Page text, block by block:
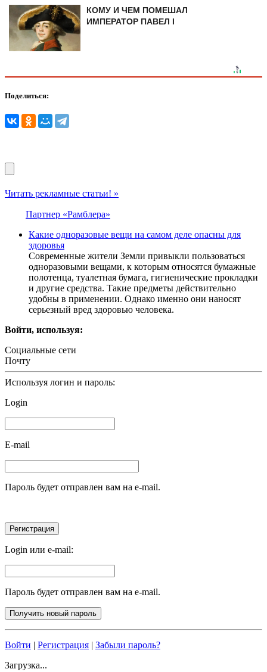
КОМУ И ЧЕМ ПОМЕШАЛ
ИМПЕРАТОР ПАВЕЛ I
Поделиться:
Читать рекламные статьи! »
Партнер «Рамблера»
Какие одноразовые вещи на самом деле опасны для
здоровья
Современные жители Земли привыкли пользоваться
одноразовыми вещами, к которым относятся бумажные
полотенца, туалетная бумага, гигиенические прокладки
и другие средства. Такие предметы действительно
удобны в применении. Однако именно они наносят
серьезный вред здоровью человека.
Войти, используя:
Социальные сети
Почту
Используя логин и пароль:
Login
E-mail
Пароль будет отправлен вам на e-mail.
Login или e-mail:
Пароль будет отправлен вам на e-mail.
Войти | Регистрация | Забыли пароль?
Загрузка...